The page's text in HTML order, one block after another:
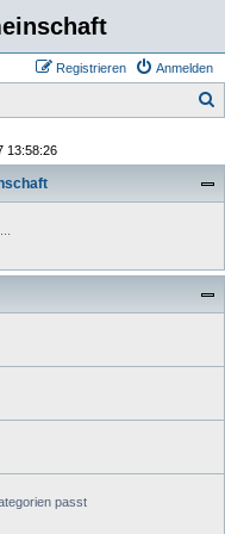
Anmelden
Registrieren
13:58:26
passt